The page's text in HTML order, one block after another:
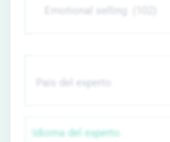
Idioma del experto